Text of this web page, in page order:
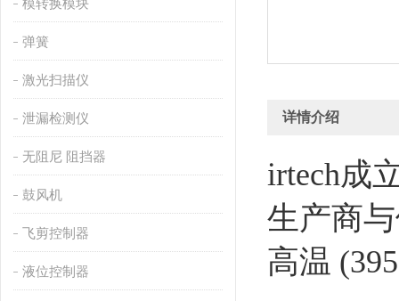
模转换模块
弹簧
激光扫描仪
泄漏检测仪
无阻尼 阻挡器
鼓风机
飞剪控制器
液位控制器
详情介绍
irtech成
生产商
高温